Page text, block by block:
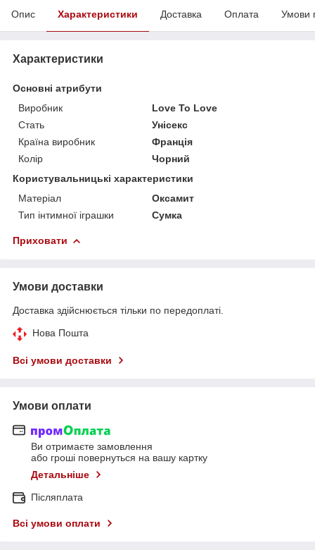
Опис Характеристики Доставка Оплата Умови
Характеристики
Основні атрибути
Виробник
Love To Love
Стать
Унісекс
Країна виробник
Франція
Колір
Чорний
Користувальницькі характеристики
Матеріал
Оксамит
Тип інтимної іграшки
Сумка
Приховати
Умови доставки
Доставка здійснюється тільки по передоплаті.
Нова Пошта
Всі умови доставки
Умови оплати
Ви отримаєте замовлення
або гроші повернуться на вашу картку
Детальніше
Післяплата
Всі умови оплати